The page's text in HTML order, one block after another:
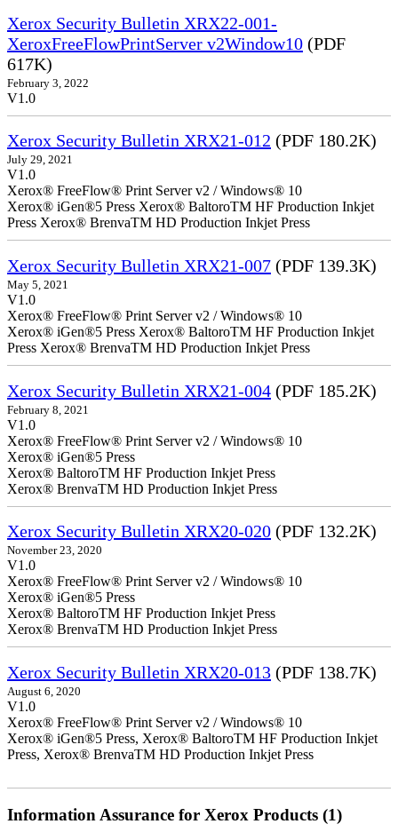
Xerox Security Bulletin XRX22-001-
XeroxFreeFlowPrintServer v2Window10 (PDF
617K)
February 3, 2022
V1.0
Xerox Security Bulletin XRX21-012 (PDF 180.2K)
July 29, 2021
V1.0
Xerox® FreeFlow® Print Server v2 / Windows® 10
Xerox® iGen®5 Press Xerox® BaltoroTM HF Production Inkjet
Press Xerox® BrenvaTM HD Production Inkjet Press
Xerox Security Bulletin XRX21-007 (PDF 139.3K)
May 5, 2021
V1.0
Xerox® FreeFlow® Print Server v2 / Windows® 10
Xerox® iGen®5 Press Xerox® BaltoroTM HF Production Inkjet
Press Xerox® BrenvaTM HD Production Inkjet Press
Xerox Security Bulletin XRX21-004 (PDF 185.2K)
February 8, 2021
V1.0
Xerox® FreeFlow® Print Server v2 / Windows® 10
Xerox® iGen®5 Press
Xerox® BaltoroTM HF Production Inkjet Press
Xerox® BrenvaTM HD Production Inkjet Press
Xerox Security Bulletin XRX20-020 (PDF 132.2K)
November 23, 2020
V1.0
Xerox® FreeFlow® Print Server v2 / Windows® 10
Xerox® iGen®5 Press
Xerox® BaltoroTM HF Production Inkjet Press
Xerox® BrenvaTM HD Production Inkjet Press
Xerox Security Bulletin XRX20-013 (PDF 138.7K)
August 6, 2020
V1.0
Xerox® FreeFlow® Print Server v2 / Windows® 10
Xerox® iGen®5 Press, Xerox® BaltoroTM HF Production Inkjet
Press, Xerox® BrenvaTM HD Production Inkjet Press
Information Assurance for Xerox Products (1)